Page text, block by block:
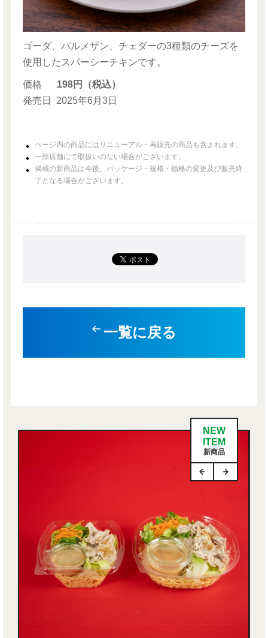
ゴーダ、パルメザン、チェダーの3種類のチーズを
使用したスパーシーチキンです。
価格
198円（税込）
発売日
2025年6月3日
ページ内の商品にはリニューアル・再販売の商品も含まれます。
一部店舗にて取扱いのない場合がございます。
掲載の新商品は今後、パッケージ・規格・価格の変更及び販売終
了となる場合がございます。
一覧に戻る
NEW
ITEM
新商品